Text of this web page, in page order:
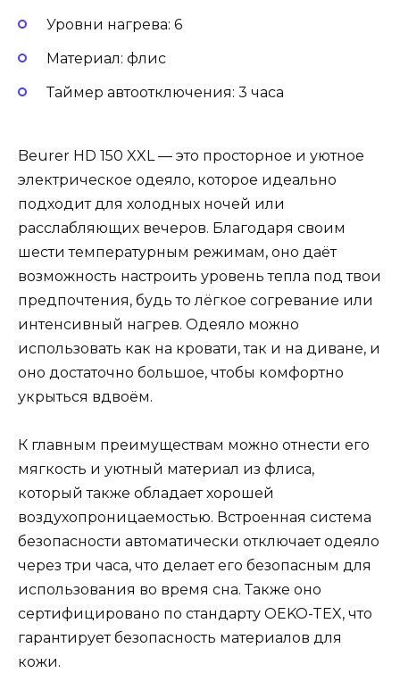
Уровни нагрева: 6
Материал: флис
Таймер автоотключения: 3 часа
Beurer HD 150 XXL — это просторное и уютное
электрическое одеяло, которое идеально
подходит для холодных ночей или
расслабляющих вечеров. Благодаря своим
шести температурным режимам, оно даёт
возможность настроить уровень тепла под твои
предпочтения, будь то лёгкое согревание или
интенсивный нагрев. Одеяло можно
использовать как на кровати, так и на диване, и
оно достаточно большое, чтобы комфортно
укрыться вдвоём.
К главным преимуществам можно отнести его
мягкость и уютный материал из флиса,
который также обладает хорошей
воздухопроницаемостью. Встроенная система
безопасности автоматически отключает одеяло
через три часа, что делает его безопасным для
использования во время сна. Также оно
сертифицировано по стандарту OEKO-TEX, что
гарантирует безопасность материалов для
кожи​.